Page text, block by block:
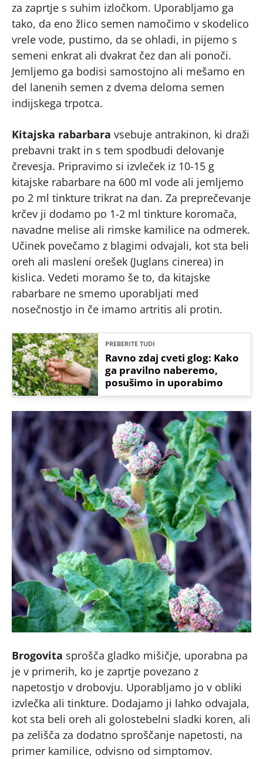
za zaprtje s suhim izločkom. Uporabljamo ga
tako, da eno žlico semen namočimo v skodelico
vrele vode, pustimo, da se ohladi, in pijemo s
semeni enkrat ali dvakrat čez dan ali ponoči.
Jemljemo ga bodisi samostojno ali mešamo en
del lanenih semen z dvema deloma semen
indijskega trpotca.
Kitajska rabarbara vsebuje antrakinon, ki draži
prebavni trakt in s tem spodbudi delovanje
črevesja. Pripravimo si izvleček iz 10-15 g
kitajske rabarbare na 600 ml vode ali jemljemo
po 2 ml tinkture trikrat na dan. Za preprečevanje
krčev ji dodamo po 1-2 ml tinkture koromača,
navadne melise ali rimske kamilice na odmerek.
Učinek povečamo z blagimi odvajali, kot sta beli
oreh ali masleni orešek (Juglans cinerea) in
kislica. Vedeti moramo še to, da kitajske
rabarbare ne smemo uporabljati med
nosečnostjo in če imamo artritis ali protin.
PREBERITE TUDI
Ravno zdaj cveti glog: Kako
ga pravilno naberemo,
posušimo in uporabimo
Brogovita sprošča gladko mišičje, uporabna pa
je v primerih, ko je zaprtje povezano z
napetostjo v drobovju. Uporabljamo jo v obliki
izvlečka ali tinkture. Dodajamo ji lahko odvajala,
kot sta beli oreh ali golostebelni sladki koren, ali
pa zelišča za dodatno sproščanje napetosti, na
primer kamilice, odvisno od simptomov.